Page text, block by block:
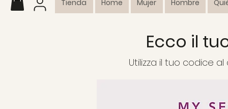
Tienda Home Mujer Hombre
Ecco il
Utilizza il tuo codice